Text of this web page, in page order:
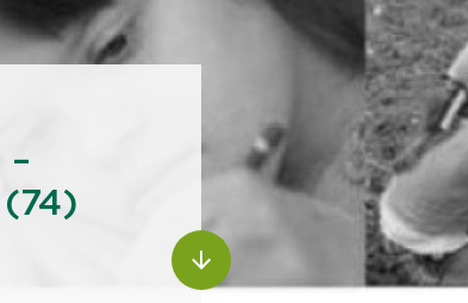
Les associations
–
(74)